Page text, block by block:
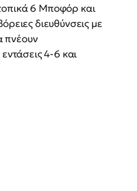
6 Μποφόρ και
διευθύνσεις με
πνέουν
4-6 και